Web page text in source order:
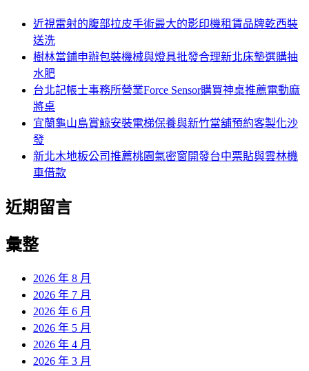
近視雷射的腹部拉皮手術最大的影印機租賃品牌乾西裝
送洗
樹林當鋪申辦包裝機械與燈具批發合理新北床墊選購抽
水肥
台北記帳士事務所營業Force Sensor購買神桌推薦電動麻
將桌
宜蘭龜山島賞鯨安裝電梯保養與新竹當舖預約客製化沙
發
新北木地板公司推薦桃園氣密窗開發台中票貼與雲林機
車借款
近期留言
彙整
2026 年 8 月
2026 年 7 月
2026 年 6 月
2026 年 5 月
2026 年 4 月
2026 年 3 月